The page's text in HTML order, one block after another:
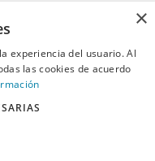
×
experiencia del usuario. Al
las cookies de acuerdo